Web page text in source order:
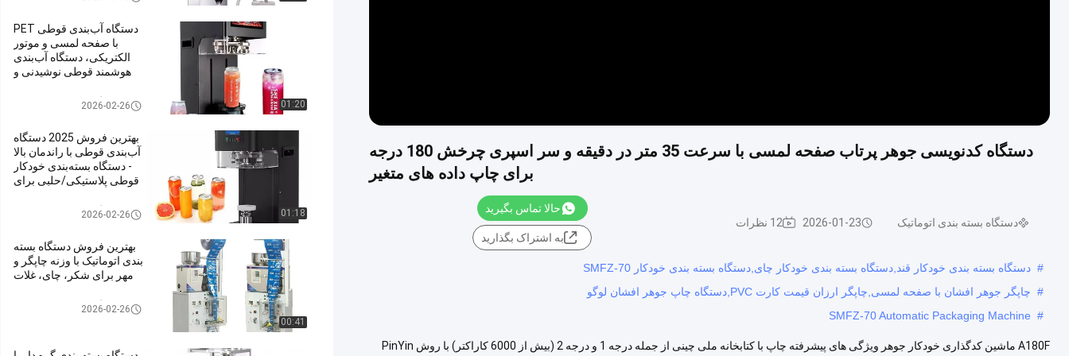
دستگاه کدنویسی جوهر پرتاب صفحه لمسی با سرعت 35 متر در دقیقه و سر اسپری چرخش 180 درجه
برای چاپ داده های متغیر
دستگاه بسته بندی اتوماتیک 2026-01-23 12 نظرات
حالا تماس بگیرید
به اشتراک بگذارید
# دستگاه بسته بندی خودکار قند,دستگاه بسته بندی خودکار چای,دستگاه بسته بندی خودکار SMFZ-70
# چاپگر جوهر افشان با صفحه لمسی,چاپگر ارزان قیمت کارت PVC,دستگاه چاپ جوهر افشان لوگو
#
SMFZ-70 Automatic Packaging Machine
A180F ماشین کدگذاری خودکار جوهر ویژگی های پیشرفته چاپ با کتابخانه ملی چینی از جمله درجه 1 و درجه 2 (بیش از 6000 کاراکتر) با روش PinYin
01:20
دستگاه آب‌بندی قوطی PET
با صفحه لمسی و موتور
الکتریکی، دستگاه آب‌بندی
هوشمند قوطی نوشیدنی و
دستگاه بسته بندی اتوماتیک
2026-02-26
01:18
بهترین فروش 2025 دستگاه
آب‌بندی قوطی با راندمان بالا
- دستگاه بسته‌بندی خودکار
قوطی پلاستیکی/حلبی برای
نوشیدنی‌های نرم
دستگاه بسته بندی اتوماتیک
2026-02-26
00:41
بهترین فروش دستگاه بسته
بندی اتوماتیک با وزنه چاپگر و
مهر برای شکر، چای، غلات
دستگاه بسته بندی اتوماتیک
2026-02-26